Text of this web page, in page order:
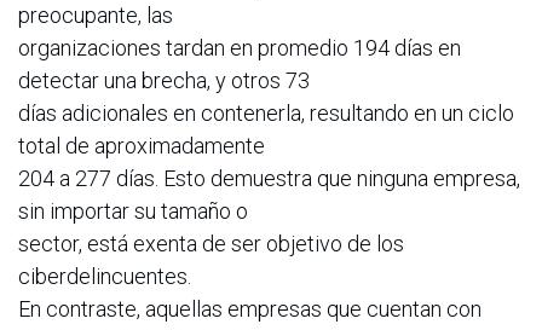
preocupante, las
organizaciones tardan en promedio 194 días en
detectar una brecha, y otros 73
días adicionales en contenerla, resultando en un ciclo
total de aproximadamente
204 a 277 días. Esto demuestra que ninguna empresa,
sin importar su tamaño o
sector, está exenta de ser objetivo de los
ciberdelincuentes.
En contraste, aquellas empresas que cuentan con